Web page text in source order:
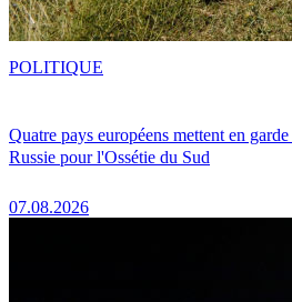
Quatre pays européens mettent en
Russie pour l'Ossétie du Sud
07.08.2026
POLITIQUE